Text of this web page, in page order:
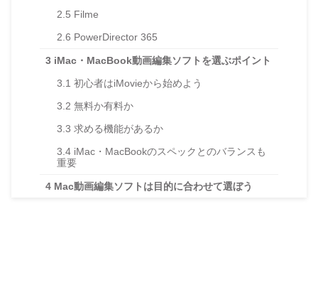
2.5 Filme
2.6 PowerDirector 365
3 iMac・MacBook動画編集ソフトを選ぶポイント
3.1 初心者はiMovieから始めよう
3.2 無料か有料か
3.3 求める機能があるか
3.4 iMac・MacBookのスペックとのバランスも
重要
4 Mac動画編集ソフトは目的に合わせて選ぼう